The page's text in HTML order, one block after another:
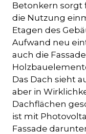
Betonkern sorgt
die Nutzung
Etagen des
Aufwand neu
auch die
Das Dach sieht
aber in
Dachflächen
ist mit
Fassade